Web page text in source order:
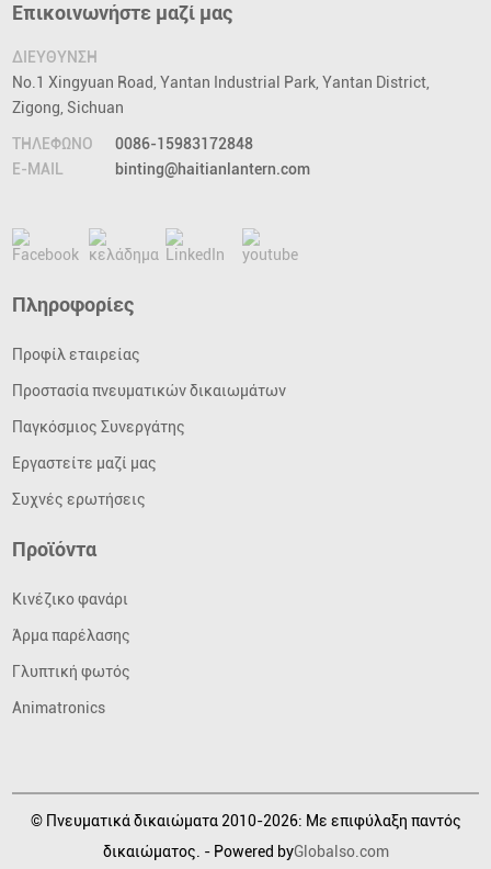
Επικοινωνήστε μαζί μας
ΔΙΕΥΘΥΝΣΗ
No.1 Xingyuan Road, Yantan Industrial Park, Yantan District,
Zigong, Sichuan
ΤΗΛΕΦΩΝΟ
0086-15983172848
E-MAIL
binting@haitianlantern.com
Πληροφορίες
Προφίλ εταιρείας
Προστασία πνευματικών δικαιωμάτων
Παγκόσμιος Συνεργάτης
Εργαστείτε μαζί μας
Συχνές ερωτήσεις
Προϊόντα
Κινέζικο φανάρι
Άρμα παρέλασης
Γλυπτική φωτός
Animatronics
© Πνευματικά δικαιώματα 2010-2026: Με επιφύλαξη παντός
δικαιώματος. - Powered byGlobalso.com